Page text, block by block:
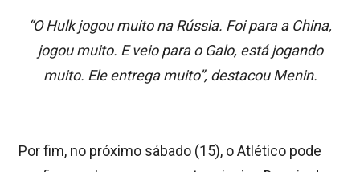
“O Hulk jogou muito na Rússia. Foi para a China,
jogou muito. E veio para o Galo, está jogando
muito. Ele entrega muito”, destacou Menin.
Por fim, no próximo sábado (15), o Atlético pode